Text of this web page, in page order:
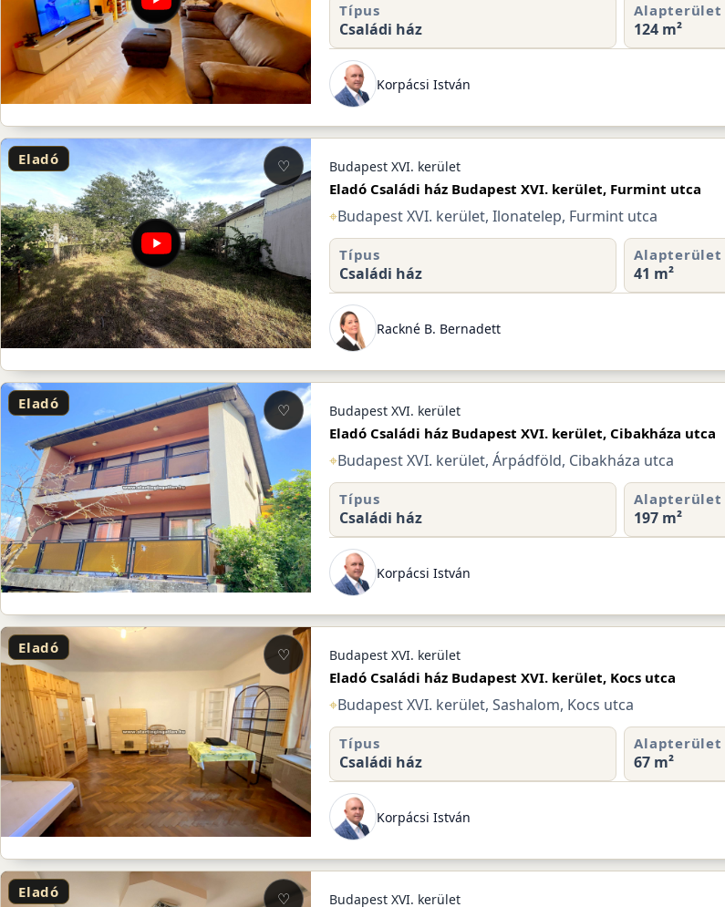
Típus
Családi ház
Alapterület
124 m²
Korpácsi István
Eladó ♡ Budapest XVI. kerület
Eladó Családi ház Budapest XVI. kerület, Furmint utca
⌖Budapest XVI. kerület, Ilonatelep, Furmint utca
Típus
Családi ház
Alapterület
41 m²
Rackné B. Bernadett
Eladó ♡ Budapest XVI. kerület
Eladó Családi ház Budapest XVI. kerület, Cibakháza utca
⌖Budapest XVI. kerület, Árpádföld, Cibakháza utca
Típus
Családi ház
Alapterület
197 m²
Korpácsi István
Eladó ♡ Budapest XVI. kerület
Eladó Családi ház Budapest XVI. kerület, Kocs utca
⌖Budapest XVI. kerület, Sashalom, Kocs utca
Típus
Családi ház
Alapterület
67 m²
Korpácsi István
Eladó ♡ Budapest XVI. kerület